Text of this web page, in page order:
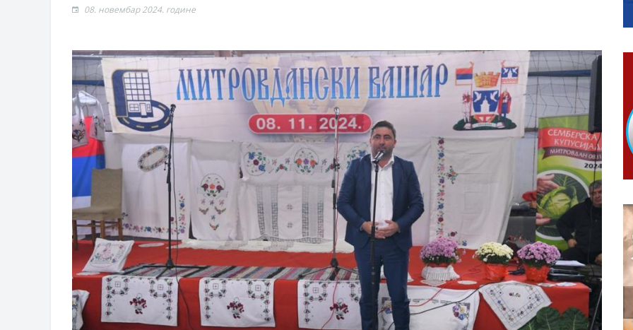
Обавјештење за предузетника - Гојко Богуновић
Захтјев за издавање ПОНОСНЕ КАРТИЦЕ
Обавјештење о забрани саобраћаја 6. и 7. августа
Обавјештење за предузетника - Вера Ујић
ЈАВНИ ПОЗИВ ЗА ПРИЈАВУ НЕПРОПИСНОГ ОДЛАГАЊА ОТПАДА УЗ ДОДЈЕЛУ ФИНАНСИЈСКЕ
08. новембар 2024. године